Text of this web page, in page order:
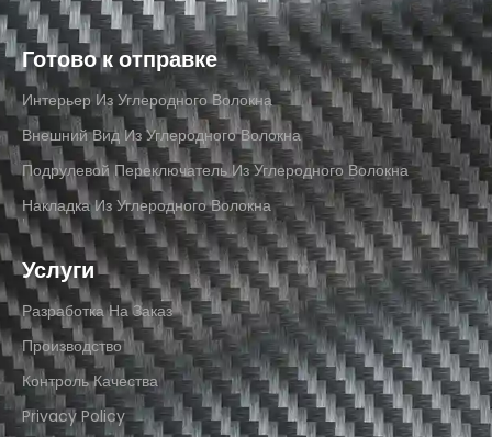
Готово к отправке
Интерьер Из Углеродного Волокна
Внешний Вид Из Углеродного Волокна
Подрулевой Переключатель Из Углеродного Волокна
Накладка Из Углеродного Волокна
Услуги
Разработка На Заказ
Производство
Контроль Качества
Privacy Policy